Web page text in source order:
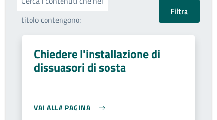
titolo contengono:
Chiedere l'installazione di
dissuasori di sosta
VAI ALLA PAGINA